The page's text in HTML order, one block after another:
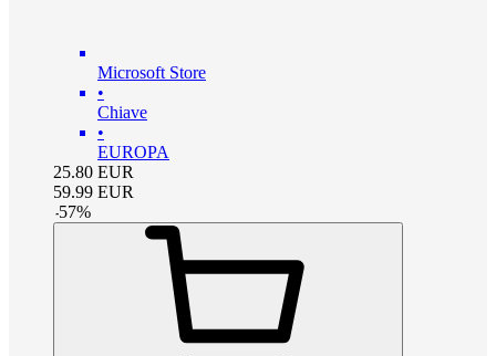
Microsoft Store
•
Chiave
•
EUROPA
25.80 EUR
59.99 EUR
-57%